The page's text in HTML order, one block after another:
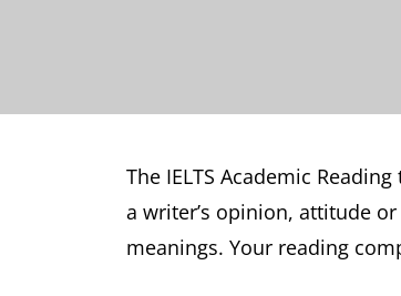
The IELTS Academic
a writer’s opinion, attitude
meanings. Your reading